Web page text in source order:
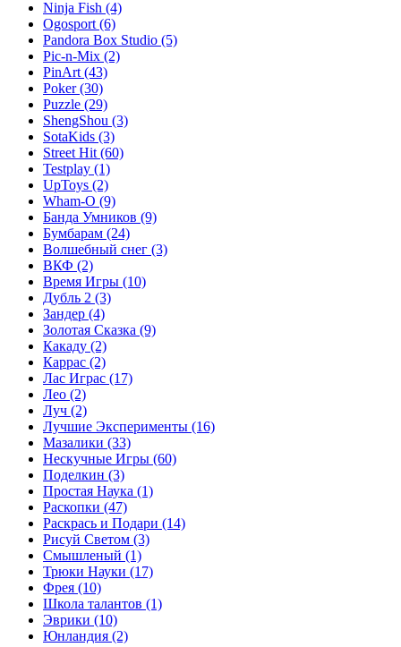
Ninja Fish (4)
Ogosport (6)
Pandora Box Studio (5)
Pic-n-Mix (2)
PinArt (43)
Poker(30)
Puzzle (29)
ShengShou (3)
SotaKids (3)
Street Hit (60)
Testplay (1)
UpToys (2)
Wham-O (9)
Банда Умников (9)
Бумбарам (24)
Волшебный снег (3)
ВКФ (2)
Время Игры (10)
Дубль 2 (3)
Зандер (4)
Золотая Сказка (9)
Какаду (2)
Каррас (2)
Лас Играс (17)
Лео (2)
Луч (2)
Лучшие Эксперименты (16)
Мазалики (33)
Нескучные Игры (60)
Поделкин (3)
Простая Наука (1)
Раскопки (47)
Раскрась и Подари (14)
Рисуй Светом (3)
Смышленый (1)
Трюки Науки (17)
Фрея (10)
Школа талантов (1)
Эврики (10)
Юнландия (2)